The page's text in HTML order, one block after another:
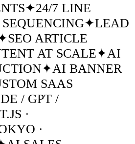
✦24/7 LINE
✦LEAD
SEO ARTICLE
AT SCALE✦AI
✦AI BANNER
SAAS
/ GPT /
·
·